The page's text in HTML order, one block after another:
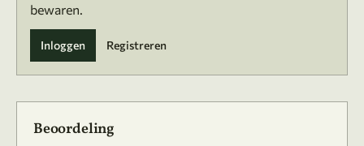
bewaren.
Inloggen Registreren
Beoordeling